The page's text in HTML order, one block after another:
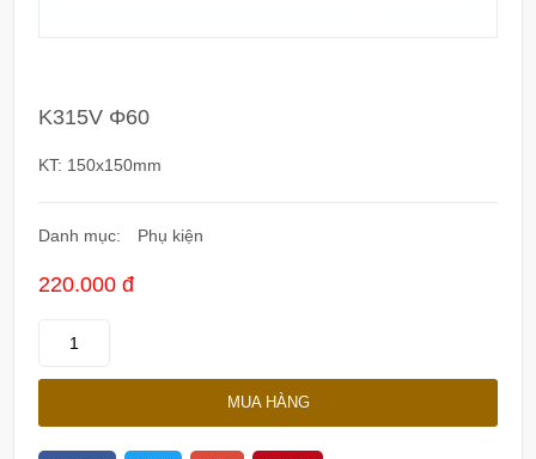
K315V Φ60
KT: 150x150mm
Danh mục: Phụ kiện
220.000 đ
MUA HÀNG